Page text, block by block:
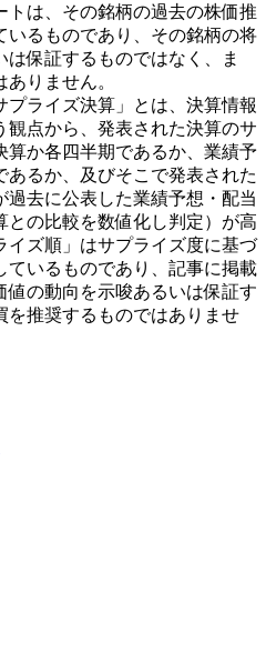
は、その銘柄の過去の株価推
いるものであり、その銘柄の将
保証するものではなく、ま
りません。
ライズ決算」とは、決算情報
観点から、発表された決算のサ
算か各四半期であるか、業績予
るか、及びそこで発表された
去に公表した業績予想・配当
の比較を数値化し判定）が高
イズ順」はサプライズ度に基づ
ているものであり、記事に掲載
値の動向を示唆あるいは保証す
を推奨するものではありませ